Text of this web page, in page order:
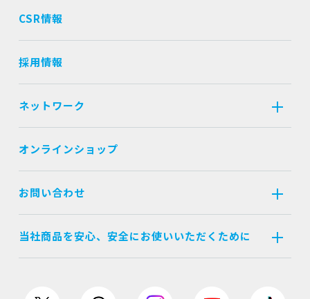
CSR情報
採用情報
ネットワーク
オンラインショップ
お問い合わせ
当社商品を安心、安全にお使いいただくために